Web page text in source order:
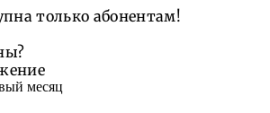
только абонентам!
месяц